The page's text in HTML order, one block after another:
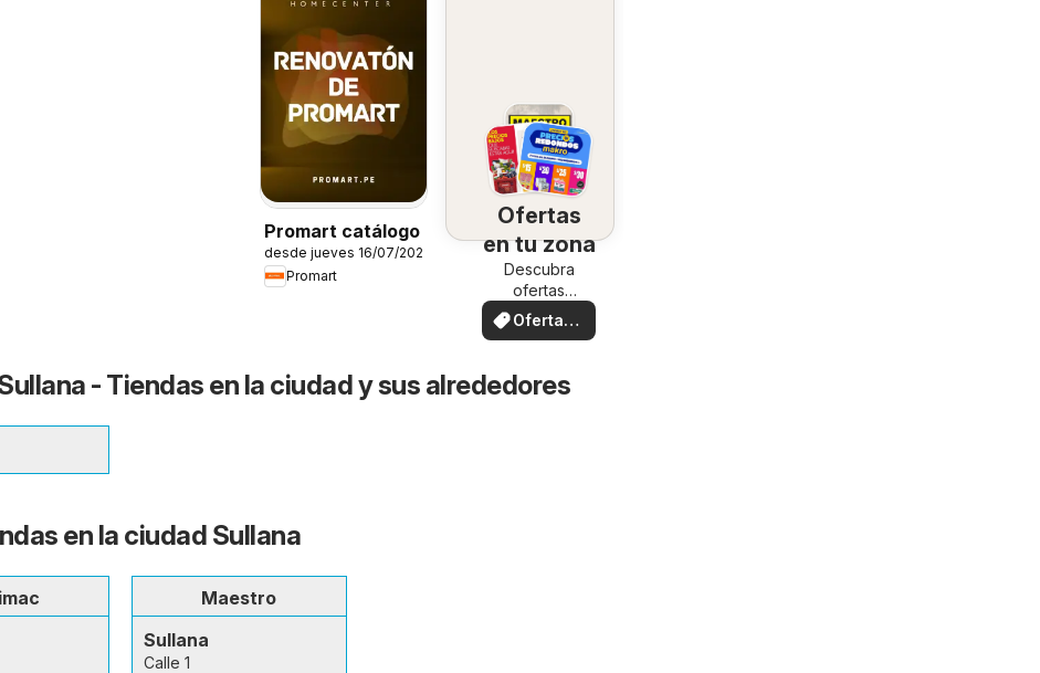
Promart catálogo
desde jueves 16/07/2026
Promart
Ofertas
en tu zona
Descubra
ofertas
especiales
Ofertas
locales
- Tiendas en la ciudad y sus alrededores
en la ciudad Sullana
Maestro
Sullana
Calle 1